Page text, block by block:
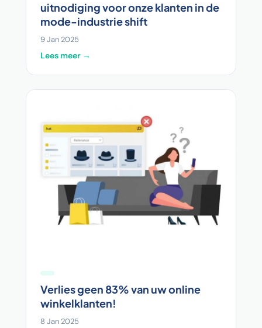
uitnodiging voor onze klanten in de
mode-industrie shift
9 Jan 2025
Lees meer →
Verlies geen 83% van uw online
winkelklanten!
8 Jan 2025